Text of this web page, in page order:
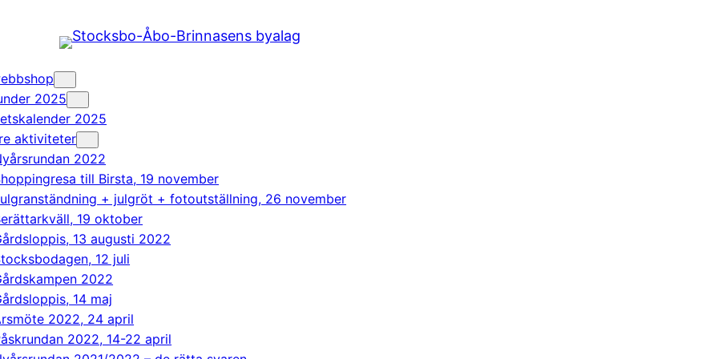
2025
2025
aktiviteter
2022
till Birsta, 19 november
+ julgröt + fotoutställning, 26 november
19 oktober
13 augusti 2022
12 juli
2022
14 maj
2022, 24 april
2022, 14-22 april